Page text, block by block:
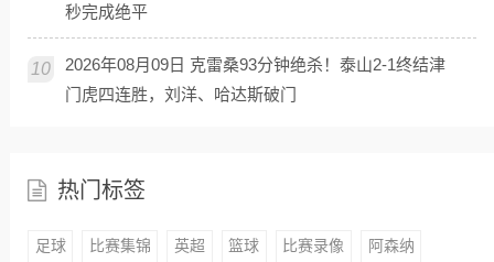
秒完成绝平
10
2026年08月09日 克雷桑93分钟绝杀！泰山2-1终结津
门虎四连胜，刘洋、哈达斯破门
热门标签
足球 比赛集锦 英超 篮球 比赛录像 阿森纳